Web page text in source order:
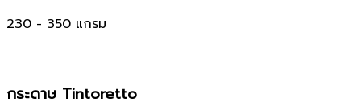
230 - 350 แกรม
กระดาษ Tintoretto